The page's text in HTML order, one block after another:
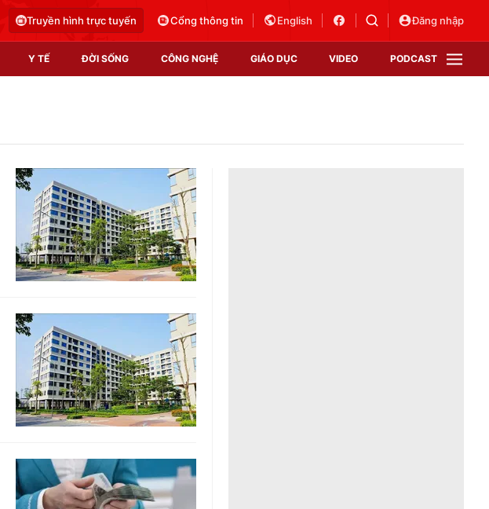
Truyền hình trực tuyến Cổng thông tin English Đăng nhập
Y TẾ ĐỜI SỐNG CÔNG NGHỆ GIÁO DỤC VIDEO PODCAST
Video
Shorts video
Podcast
EMagazine
Photo
Infographic
Góc ảnh
Công nghệ
Hitech Công nghệ tương lai
Sản phẩm
VTV Sức khoẻ